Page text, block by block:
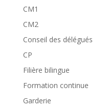
CM1
CM2
Conseil des délégués
CP
Filière bilingue
Formation continue
Garderie